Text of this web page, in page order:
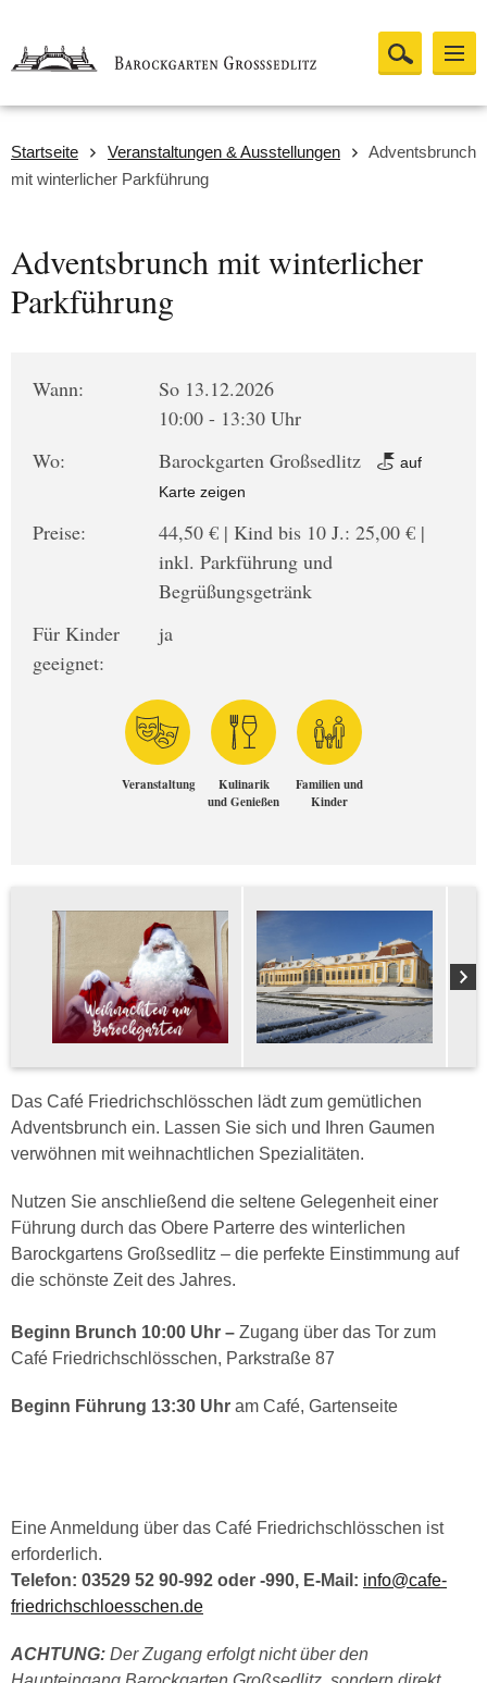
Startseite Veranstaltungen & Ausstellungen
Adventsbrunch
mit winterlicher Parkführung
Adventsbrunch mit winterlicher
Parkführung
Wann:
So 13.12.2026
10:00 - 13:30 Uhr
Wo:
Barockgarten Großsedlitz
auf
Karte zeigen
Preise:
44,50 € | Kind bis 10 J.: 25,00 € |
inkl. Parkführung und
Begrüßungsgetränk
Für Kinder
geeignet:
ja
Veranstaltung
Kulinarik
und Genießen
Familien und
Kinder
Das Café Friedrichschlösschen lädt zum gemütlichen
Adventsbrunch ein. Lassen Sie sich und Ihren Gaumen
verwöhnen mit weihnachtlichen Spezialitäten.
Nutzen Sie anschließend die seltene Gelegenheit einer
Führung durch das Obere Parterre des winterlichen
Barockgartens Großsedlitz – die perfekte Einstimmung auf
die schönste Zeit des Jahres.
Beginn Brunch 10:00 Uhr – Zugang über das Tor zum
Café Friedrichschlösschen, Parkstraße 87
Beginn Führung 13:30 Uhr am Café, Gartenseite
Eine Anmeldung über das Café Friedrichschlösschen ist
erforderlich.
Telefon: 03529 52 90-992 oder -990, E-Mail: info@cafe-
friedrichschloesschen.de
ACHTUNG: Der Zugang erfolgt nicht über den